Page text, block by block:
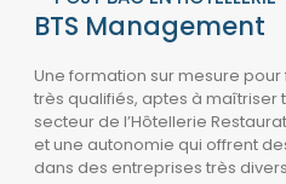
BTS Management
Une formation sur mesure
très qualifiés, aptes à maîtriser
secteur de l’Hôtellerie
et une autonomie qui offrent
dans des entreprises très